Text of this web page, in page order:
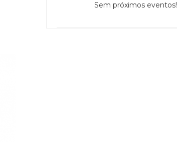
Sem próximos eventos!